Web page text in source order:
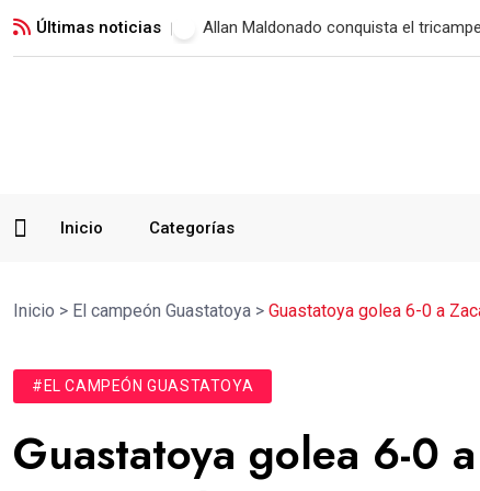
Últimas noticias Municipal vence a Verdes FC y suma
Inicio Categorías
Inicio > El campeón Guastatoya > Guastatoya golea 6-0 a
#EL CAMPEÓN GUASTATOYA
Guastatoya golea 6-0